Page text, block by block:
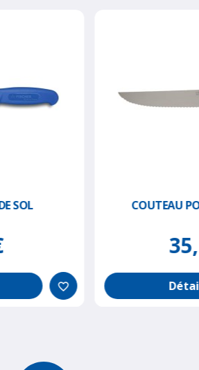
COUTEAU POISSON
35,82 €